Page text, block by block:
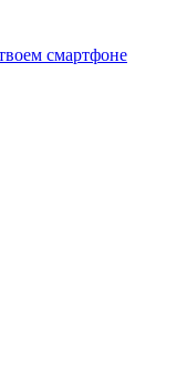
смартфоне